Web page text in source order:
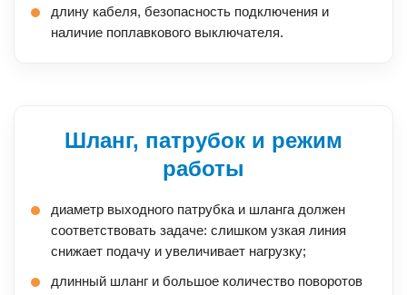
длину кабеля, безопасность подключения и
наличие поплавкового выключателя.
Шланг, патрубок и режим
работы
диаметр выходного патрубка и шланга должен
соответствовать задаче: слишком узкая линия
снижает подачу и увеличивает нагрузку;
длинный шланг и большое количество поворотов